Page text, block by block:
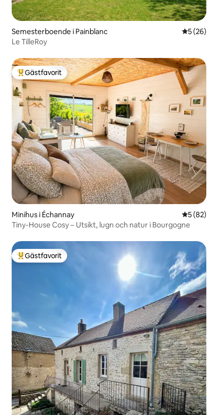
Semesterboende i Painblanc 5 av 5 i
5 (26)
Le TilleRoy
Populär gästfavorit
Gästfavorit
Minihus i Échannay 5 av 5 i
5 (82)
Tiny-House Cosy – Utsikt, lugn och natur i Bourgogne
Populär gästfavorit
Gästfavorit